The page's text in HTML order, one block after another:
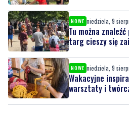
NOWE niedziela, 9
Tu można
targ cieszy się
NOWE niedziela, 9
Wakacyjne
warsztaty i